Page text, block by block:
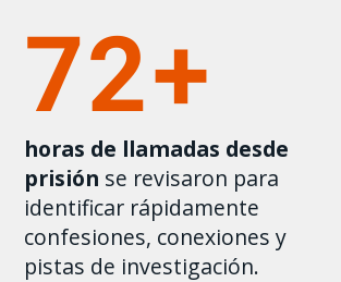
72+
horas de llamadas desde
prisión se revisaron para
identificar rápidamente
confesiones, conexiones y
pistas de investigación.